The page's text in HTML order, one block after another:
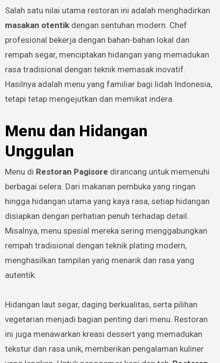
Salah satu nilai utama restoran ini adalah menghadirkan
masakan otentikdengan sentuhan modern. Chef
profesional bekerja dengan bahan-bahan lokal dan
rempah segar, menciptakan hidangan yang memadukan
rasa tradisional dengan teknik memasak inovatif.
Hasilnya adalah menu yang familiar bagi lidah Indonesia,
tetapi tetap mengejutkan dan memikat indera.
Menu dan Hidangan
Unggulan
Menu di Restoran Pagisore dirancang untuk memenuhi
berbagai selera. Dari makanan pembuka yang ringan
hingga hidangan utama yang kaya rasa, setiap hidangan
disiapkan dengan perhatian penuh terhadap detail.
Misalnya, menu spesial mereka sering menggabungkan
rempah tradisional dengan teknik plating modern,
menghasilkan tampilan yang menarik dan rasa yang
autentik.
Hidangan laut segar, daging berkualitas, serta pilihan
vegetarian menjadi bagian penting dari menu. Restoran
ini juga menawarkan kreasi dessert yang memadukan
tekstur dan rasa unik, memberikan pengalaman kuliner